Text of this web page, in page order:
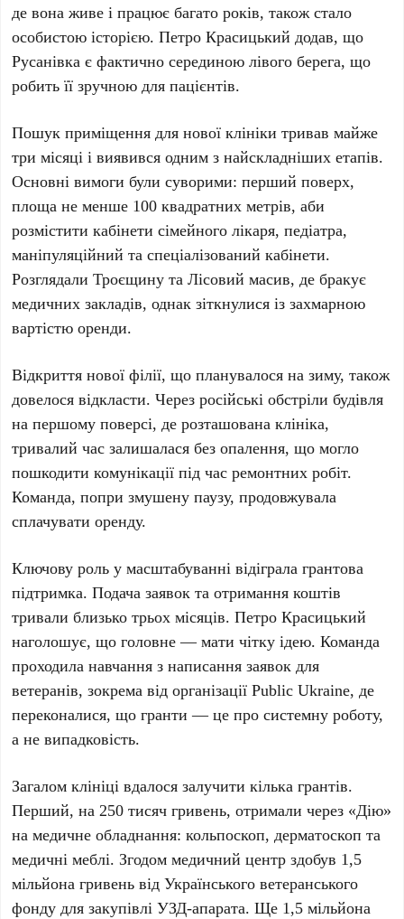
де вона живе і працює багато років, також стало
особистою історією.Петро Красицький додав, що
Русанівка є фактично серединою лівого берега, що
робить її зручною для пацієнтів.
Пошук приміщення для нової клініки тривав майже
три місяці і виявився одним з найскладніших етапів.
Основні вимоги були суворими: перший поверх,
площа не менше 100 квадратних метрів, аби
розмістити кабінети сімейного лікаря, педіатра,
маніпуляційний та спеціалізований кабінети.
Розглядали Троєщину та Лісовий масив, де бракує
медичних закладів, однак зіткнулися із захмарною
вартістю оренди.
Відкриття нової філії, що планувалося на зиму, також
довелося відкласти. Через російські обстріли будівля
на першому поверсі, де розташована клініка,
тривалий час залишалася без опалення, що могло
пошкодити комунікації під час ремонтних робіт.
Команда, попри змушену паузу, продовжувала
сплачувати оренду.
Ключову роль у масштабуванні відіграла грантова
підтримка. Подача заявок та отримання коштів
тривали близькотрьох місяців.Петро Красицький
наголошує, що головне — мати чітку ідею. Команда
проходила навчання з написання заявок для
ветеранів, зокрема від організаціїPublic Ukraine, де
переконалися, що гранти — це про системну роботу,
а не випадковість.
Загалом клініці вдалося залучити кілька грантів.
Перший, на250 тисяч гривень, отримали через «Дію»
на медичне обладнання: кольпоскоп, дерматоскоп та
медичні меблі. Згодом медичний центр здобув 1,5
мільйона гривень відУкраїнського ветеранського
фонду для закупівлі УЗД-апарата. Ще 1,5 мільйона